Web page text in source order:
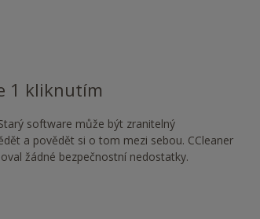
1 kliknutím
software může být zranitelný
a povědět si o tom mezi sebou. CCleaner
žádné bezpečnostní nedostatky.